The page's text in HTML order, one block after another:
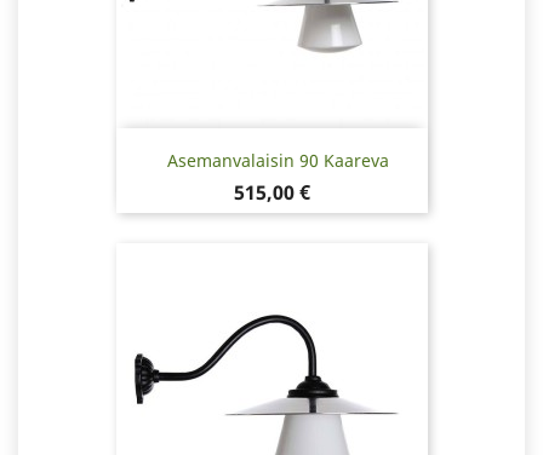
Asemanvalaisin 90 Kaareva
Hinta
515,00 €